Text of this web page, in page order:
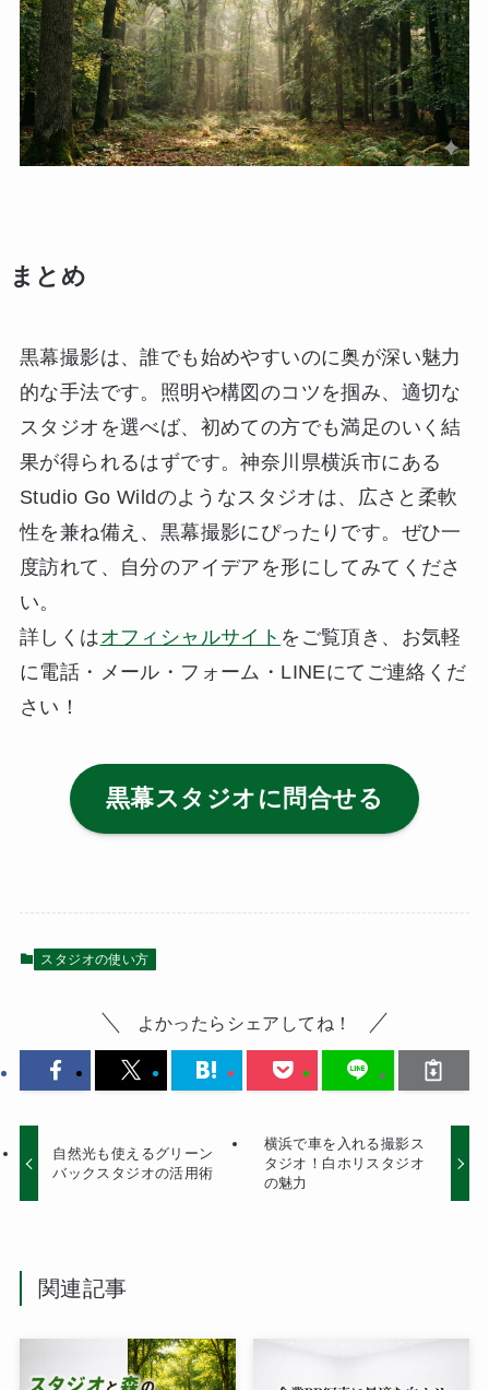
まとめ
黒幕撮影は、誰でも始めやすいのに奥が深い魅力
的な手法です。照明や構図のコツを掴み、適切な
スタジオを選べば、初めての方でも満足のいく結
果が得られるはずです。神奈川県横浜市にある
Studio Go Wildのようなスタジオは、広さと柔軟
性を兼ね備え、黒幕撮影にぴったりです。ぜひ一
度訪れて、自分のアイデアを形にしてみてくださ
い。
詳しくはオフィシャルサイト をご覧頂き、お気軽
に電話・メール・フォーム・LINEにてご連絡くだ
さい！
黒幕スタジオに問合せる
スタジオの使い方
よかったらシェアしてね！
自然光も使えるグリーン
バックスタジオの活用術
横浜で車を入れる撮影ス
タジオ！白ホリスタジオ
の魅力
関連記事